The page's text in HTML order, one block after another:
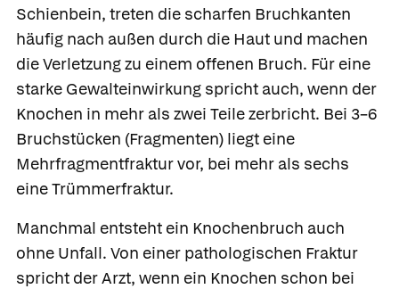
Schienbein, treten die scharfen Bruchkanten
häufig nach außen durch die Haut und machen
die Verletzung zu einem offenen Bruch. Für eine
starke Gewalteinwirkung spricht auch, wenn der
Knochen in mehr als zwei Teile zerbricht. Bei 3–6
Bruchstücken (Fragmenten) liegt eine
Mehrfragmentfrakturvor, bei mehr als sechs
eineTrümmerfraktur.
Manchmal entsteht ein Knochenbruch auch
ohne Unfall. Von einer pathologischen Fraktur
spricht der Arzt, wenn ein Knochen schon bei